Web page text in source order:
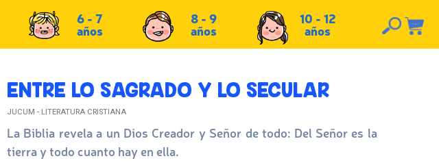
6 - 7
años
8 - 9
años
10 - 12
años
ENTRE LO SAGRADO Y LO SECULAR
JUCUM - LITERATURA CRISTIANA
La Biblia revela a un Dios Creador y Señor de todo: Del Señor es la
tierra y todo cuanto hay en ella.